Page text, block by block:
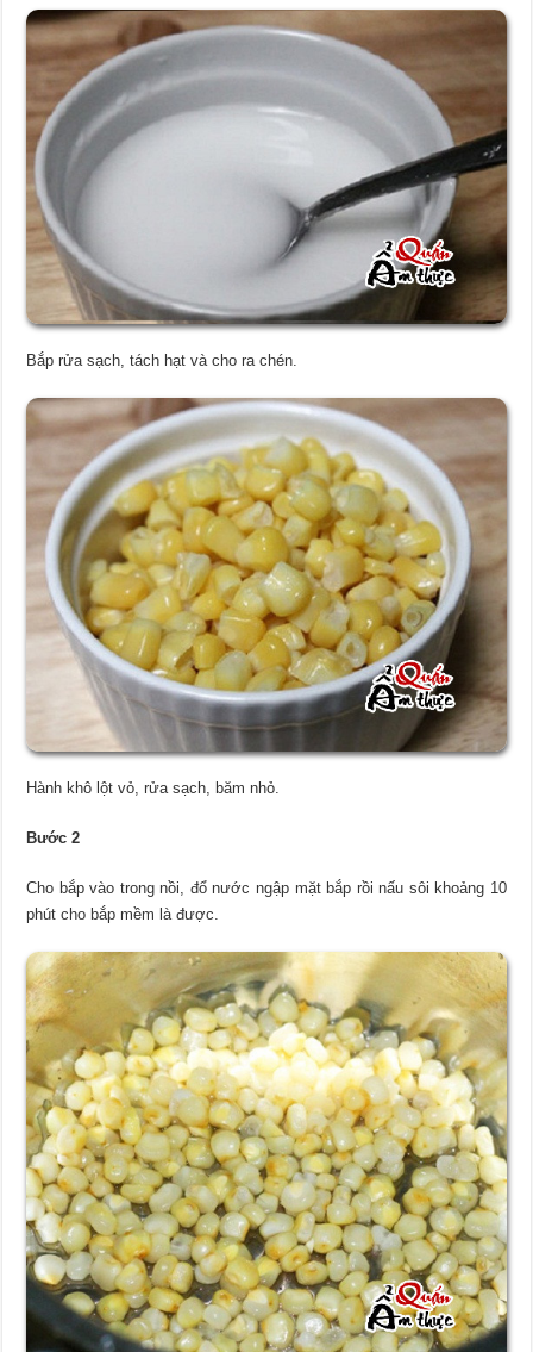
Bắp rửa sạch, tách hạt và cho ra chén.
Hành khô lột vỏ, rửa sạch, băm nhỏ.
Bước 2
Cho bắp vào trong nồi, đổ nước ngập mặt bắp rồi nấu sôi khoảng 10
phút cho bắp mềm là được.